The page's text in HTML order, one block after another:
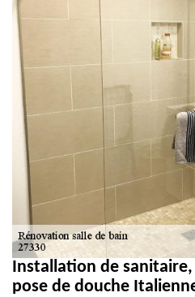
Installation de sanitaire,
pose de douche